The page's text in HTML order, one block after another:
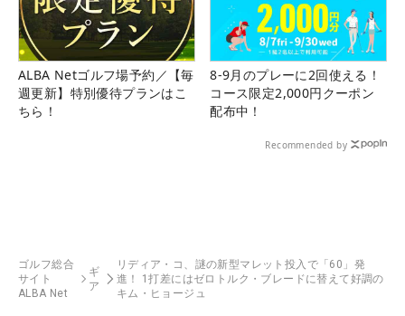
ALBA Netゴルフ場予約／【毎
週更新】特別優待プランはこ
ちら！
8-9月のプレーに2回使える！
コース限定2,000円クーポン
配布中！
Recommended by
ゴルフ総合
サイト
ALBA Net
ギ
ア
リディア・コ、謎の新型マレット投入で「60」発
進！ 1打差にはゼロトルク・ブレードに替えて好調の
キム・ヒョージュ